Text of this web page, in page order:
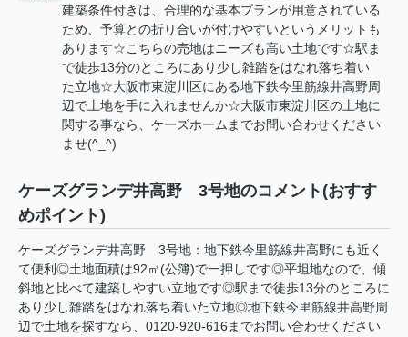
建築条件付きは、合理的な基本プランが用意されている
ため、予算との折り合いが付けやすいというメリットも
あります☆こちらの売地はニーズも高い土地です☆駅ま
で徒歩13分のところにあり少し雑踏をはなれ落ち着い
た立地☆大阪市東淀川区にある地下鉄今里筋線井高野周
辺で土地を手に入れませんか☆大阪市東淀川区の土地に
関する事なら、ケーズホームまでお問い合わせください
ませ(^_^)
ケーズグランデ井高野 3号地のコメント(おすす
めポイント)
ケーズグランデ井高野 3号地：地下鉄今里筋線井高野にも近く
て便利◎土地面積は92㎡(公簿)で一押しです◎平坦地なので、傾
斜地と比べて建築しやすい立地です◎駅まで徒歩13分のところに
あり少し雑踏をはなれ落ち着いた立地◎地下鉄今里筋線井高野周
辺で土地を探すなら、0120-920-616までお問い合わせください